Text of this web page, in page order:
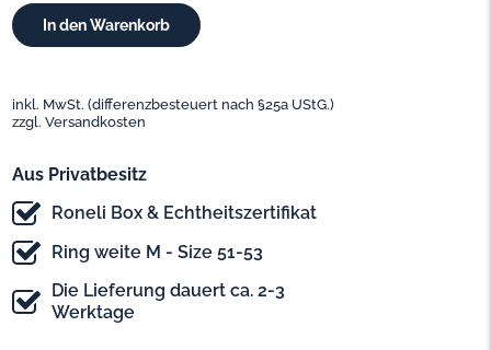
inkl. MwSt. (differenzbesteuert nach §25a UStG.)
zzgl. Versandkosten
Aus Privatbesitz
Roneli Box & Echtheitszertifikat
Ring weite M - Size 51-53
Die Lieferung dauert ca. 2-3
Werktage